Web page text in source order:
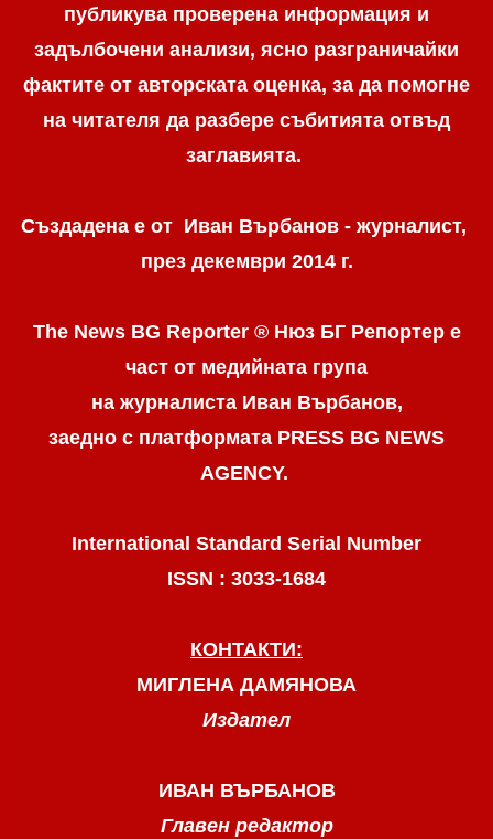
публикува проверена информация и
задълбочени анализи, ясно разграничaйки
фактите от авторската оценка, за да помогне
на читателя да разбере събитията отвъд
заглавията.
Създадена е от Иван Върбанов - журналист,
през декември 2014 г.
The News BG Reporter ® Нюз БГ Репортере
част от медийната група
на журналиста Иван Върбанов,
заедно с платформата PRESS BG NEWS
AGENCY.
International Standard Serial Number
ISSN : 3033-1684
КОНТАКТИ:
МИГЛЕНА ДАМЯНОВА
Издател
ИВАН ВЪРБАНОВ
Главен редактор